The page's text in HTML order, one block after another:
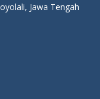
Jawa Tengah